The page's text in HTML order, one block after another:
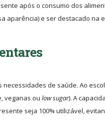
após o consumo dos
aparência) e ser destacado na
de saúde. Ao
veganas ou low sugar). A
seja 100% utilizável,